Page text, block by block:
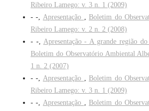
Ribeiro Lamego: v. 3 n. 1 (2009)
- -, Apresentação
Boletim do
Ribeiro Lamego: v. 2 n. 2 (2008)
- -, Apresentação - A grande região
Boletim do Observatório Ambiental
1 n. 2 (2007)
- -, Apresentação
Boletim do
Ribeiro Lamego: v. 3 n. 1 (2009)
- -, Apresentação
Boletim do